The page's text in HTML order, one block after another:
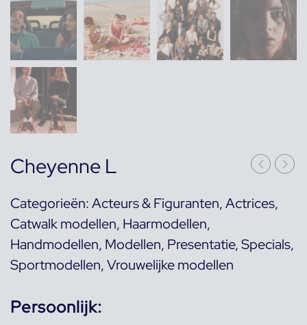
Cheyenne L
Categorieën:Acteurs & Figuranten,Actrices,
Catwalk modellen, Haarmodellen,
Handmodellen, Modellen, Presentatie,Specials,
Sportmodellen,Vrouwelijke modellen
Persoonlijk: